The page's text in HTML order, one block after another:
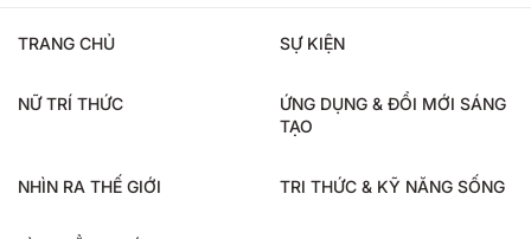
TRANG CHỦ SỰ KIỆN
NỮ TRÍ THỨC
ỨNG DỤNG & ĐỔI MỚI SÁNG
TẠO
NHÌN RA THẾ GIỚI TRI THỨC & KỸ NĂNG SỐNG